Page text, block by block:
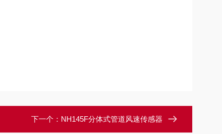
下一个： NH145F分体式管道风速传感器